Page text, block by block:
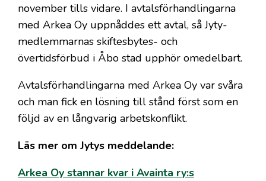
november tills vidare. I avtalsförhandlingarna
med Arkea Oy uppnåddes ett avtal, så Jyty-
medlemmarnas skiftesbytes- och
övertidsförbud i Åbo stad upphör omedelbart.
Avtalsförhandlingarna med Arkea Oy var svåra
och man fick en lösning till stånd först som en
följd av en långvarig arbetskonflikt.
Läs mer om Jytys meddelande:
Arkea Oy stannar kvar i Avainta ry:s